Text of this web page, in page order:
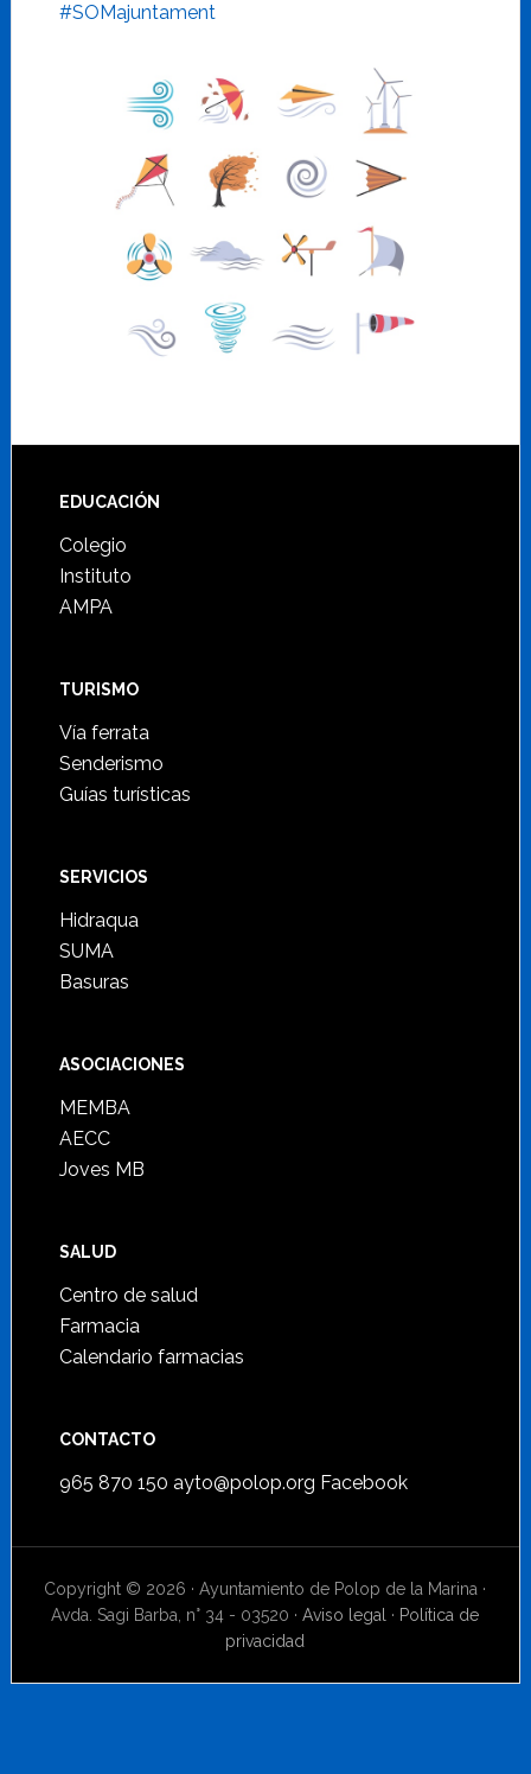
#SOMajuntament
Footer
EDUCACIÓN
Colegio
Instituto
AMPA
TURISMO
Vía ferrata
Senderismo
Guías turísticas
SERVICIOS
Hidraqua
SUMA
Basuras
ASOCIACIONES
MEMBA
AECC
Joves MB
SALUD
Centro de salud
Farmacia
Calendario farmacias
CONTACTO
965 870 150 ayto@polop.org Facebook
Copyright © 2026 · Ayuntamiento de Polop de la Marina ·
Avda. Sagi Barba, n° 34 - 03520 ·Aviso legal · Política de
privacidad